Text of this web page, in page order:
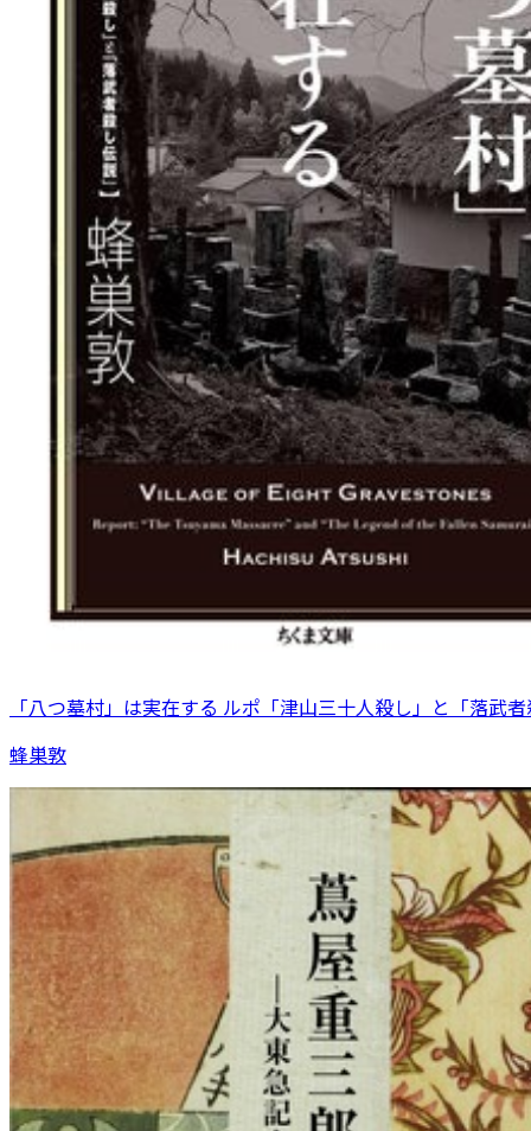
「八つ墓村」は実在する ルポ「津山三十人殺し」と「落武
蜂巣敦